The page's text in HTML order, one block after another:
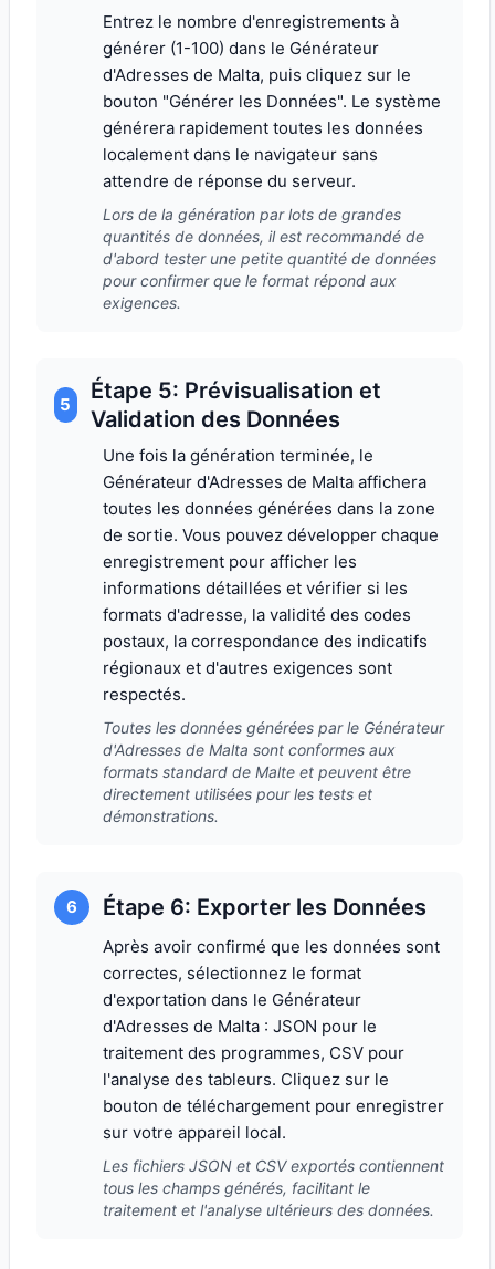
Entrez le nombre d'enregistrements à
générer (1-100) dans le Générateur
d'Adresses de Malta, puis cliquez sur le
bouton "Générer les Données". Le système
générera rapidement toutes les données
localement dans le navigateur sans
attendre de réponse du serveur.
Lors de la génération par lots de grandes
quantités de données, il est recommandé de
d'abord tester une petite quantité de données
pour confirmer que le format répond aux
exigences.
5
Étape 5: Prévisualisation et
Validation des Données
Une fois la génération terminée, le
Générateur d'Adresses de Malta affichera
toutes les données générées dans la zone
de sortie. Vous pouvez développer chaque
enregistrement pour afficher les
informations détaillées et vérifier si les
formats d'adresse, la validité des codes
postaux, la correspondance des indicatifs
régionaux et d'autres exigences sont
respectés.
Toutes les données générées par le Générateur
d'Adresses de Malta sont conformes aux
formats standard de Malte et peuvent être
directement utilisées pour les tests et
démonstrations.
6 Étape 6: Exporter les Données
Après avoir confirmé que les données sont
correctes, sélectionnez le format
d'exportation dans le Générateur
d'Adresses de Malta : JSON pour le
traitement des programmes, CSV pour
l'analyse des tableurs. Cliquez sur le
bouton de téléchargement pour enregistrer
sur votre appareil local.
Les fichiers JSON et CSV exportés contiennent
tous les champs générés, facilitant le
traitement et l'analyse ultérieurs des données.